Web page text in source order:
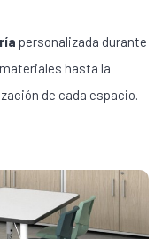
personalizada durante
hasta la
de cada espacio.